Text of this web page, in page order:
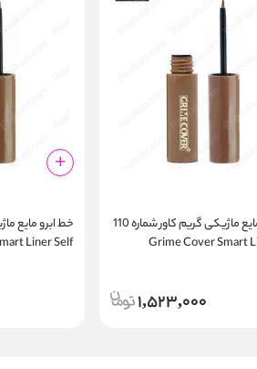
خط ابرو مایع ماژیکی گریم کاور شماره 110
Grime Cover Smart
1,523,000
Liner Self